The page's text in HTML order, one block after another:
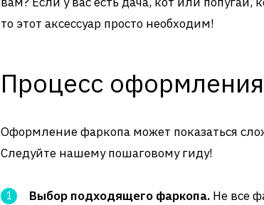
то этот аксессуар просто необходим!
Процесс
Оформление фаркопа может показаться
Следуйте нашему пошаговому гиду!
Выбор подходящего фаркопа. Не все